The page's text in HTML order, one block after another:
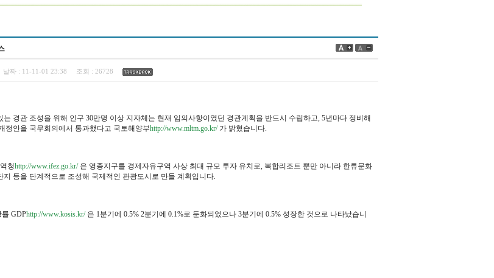
날짜 : 11-11-01 23:38 조회 : 26728
는 경관 조성을 위해 인구 30만명 이상 지자체는 현재 임의사항이였던 경관계획을 반드시 수립하고, 5년마다 정비해
정안을 국무회의에서 통과했다고 국토해양부http://www.mltm.go.kr/가 밝혔습니다.
청http://www.ifez.go.kr/은 영종지구를 경제자유구역 사상 최대 규모 투자 유치로, 복합리조트 뿐만 아니라 한류문화
지 등을 단계적으로 조성해 국제적인 관광도시로 만들 계획입니다.
GDPhttp://www.kosis.kr/은 1분기에 0.5% 2분기에 0.1%로 둔화되었으나 3분기에 0.5% 성장한 것으로 나타났습니